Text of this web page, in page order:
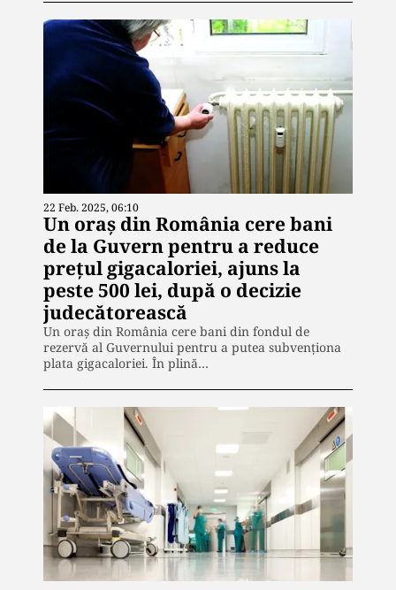
22 Feb. 2025, 06:10
Un oraş din România cere bani
de la Guvern pentru a reduce
prețul gigacaloriei, ajuns la
peste 500 lei, după o decizie
judecătorească
Un oraş din România cere bani din fondul de
rezervă al Guvernului pentru a putea subvenţiona
plata gigacaloriei. În plină…